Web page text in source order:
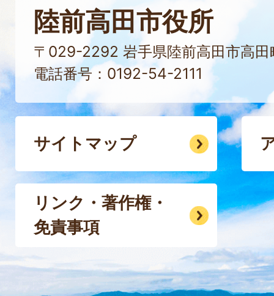
陸前高田市役所
〒029-2292 岩手県陸前高田市高田
電話番号：0192-54-2111
サイトマップ
リンク・著作権・
免責事項